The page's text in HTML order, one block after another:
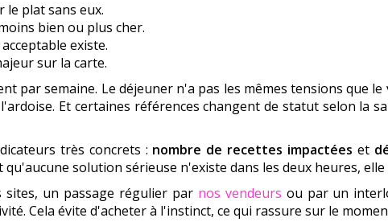
le plat sans eux.
bien ou plus cher.
existe.
sur la carte.
par semaine. Le déjeuner n'a pas les mêmes tensions que
Et certaines références changent de statut selon la
très concrets : nombre de recettes impactées et
solution sérieuse n'existe dans les deux heures,
un passage régulier par nos vendeurs ou par un
Cela évite d'acheter à l'instinct, ce qui rassure sur le